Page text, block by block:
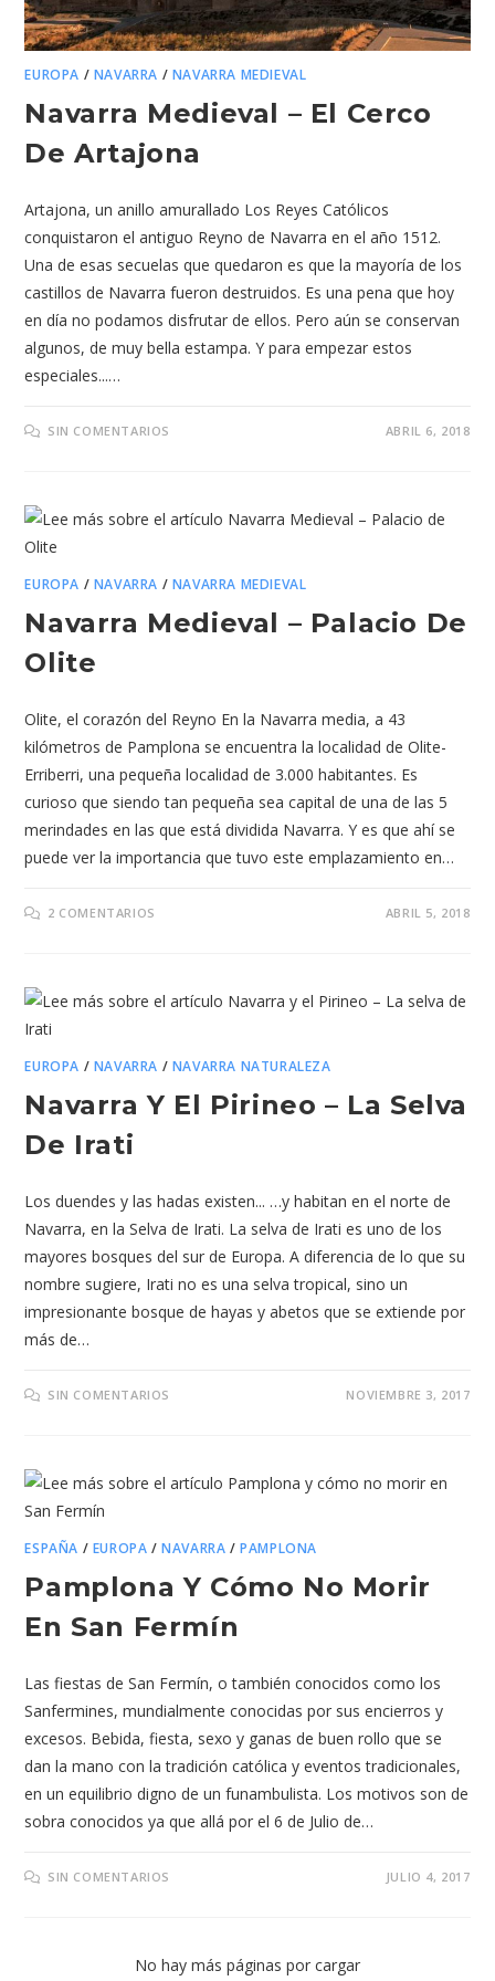
EUROPA / NAVARRA / NAVARRA MEDIEVAL
Navarra Medieval – El Cerco
De Artajona
Artajona, un anillo amurallado Los Reyes Católicos
conquistaron el antiguo Reyno de Navarra en el año 1512.
Una de esas secuelas que quedaron es que la mayoría de los
castillos de Navarra fueron destruidos. Es una pena que hoy
en día no podamos disfrutar de ellos. Pero aún se conservan
algunos, de muy bella estampa. Y para empezar estos
especiales...…
SIN COMENTARIOS ABRIL 6, 2018
EUROPA / NAVARRA / NAVARRA MEDIEVAL
Navarra Medieval – Palacio De
Olite
Olite, el corazón del Reyno En la Navarra media, a 43
kilómetros de Pamplona se encuentra la localidad de Olite-
Erriberri, una pequeña localidad de 3.000 habitantes. Es
curioso que siendo tan pequeña sea capital de una de las 5
merindades en las que está dividida Navarra. Y es que ahí se
puede ver la importancia que tuvo este emplazamiento en…
2 COMENTARIOS ABRIL 5, 2018
EUROPA / NAVARRA / NAVARRA NATURALEZA
Navarra Y El Pirineo – La Selva
De Irati
Los duendes y las hadas existen... …y habitan en el norte de
Navarra, en la Selva de Irati. La selva de Irati es uno de los
mayores bosques del sur de Europa. A diferencia de lo que su
nombre sugiere, Irati no es una selva tropical, sino un
impresionante bosque de hayas y abetos que se extiende por
más de…
SIN COMENTARIOS NOVIEMBRE 3, 2017
ESPAÑA / EUROPA /NAVARRA /PAMPLONA
Pamplona Y Cómo No Morir
En San Fermín
Las fiestas de San Fermín, o también conocidos como los
Sanfermines, mundialmente conocidas por sus encierros y
excesos. Bebida, fiesta, sexo y ganas de buen rollo que se
dan la mano con la tradición católica y eventos tradicionales,
en un equilibrio digno de un funambulista. Los motivos son de
sobra conocidos ya que allá por el 6 de Julio de…
SIN COMENTARIOS JULIO 4, 2017
No hay más páginas por cargar